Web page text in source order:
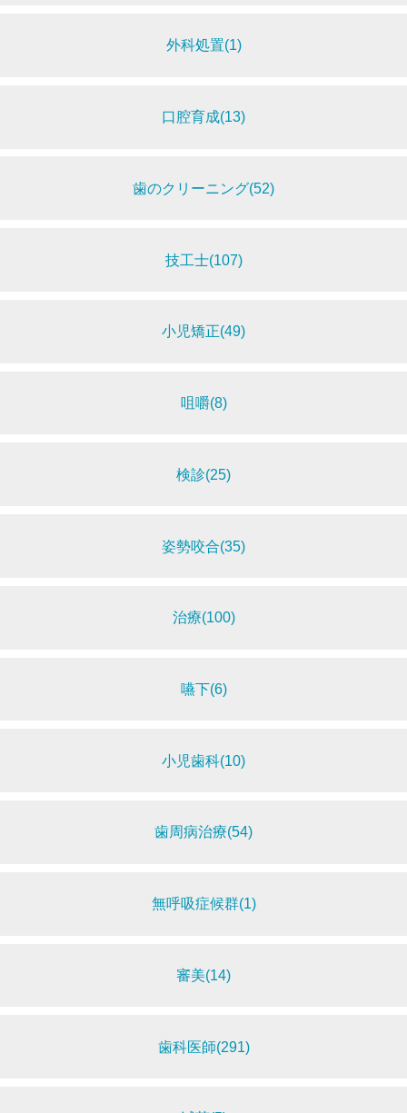
外科処置(1)
口腔育成(13)
歯のクリーニング(52)
技工士(107)
小児矯正(49)
咀嚼(8)
検診(25)
姿勢咬合(35)
治療(100)
嚥下(6)
小児歯科(10)
歯周病治療(54)
無呼吸症候群(1)
審美(14)
歯科医師(291)